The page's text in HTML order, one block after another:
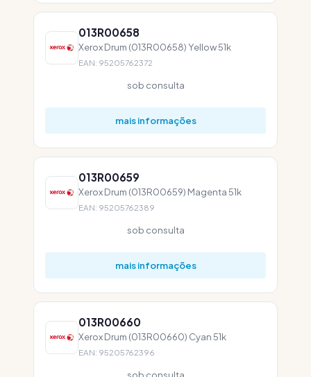
013R00658
Xerox Drum (013R00658) Yellow 51k
EAN: 95205762372
sob consulta
mais informações
013R00659
Xerox Drum (013R00659) Magenta 51k
EAN: 95205762389
sob consulta
mais informações
013R00660
Xerox Drum (013R00660) Cyan 51k
EAN: 95205762396
sob consulta